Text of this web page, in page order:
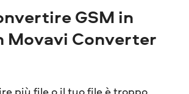
GSM in
Movavi Converter